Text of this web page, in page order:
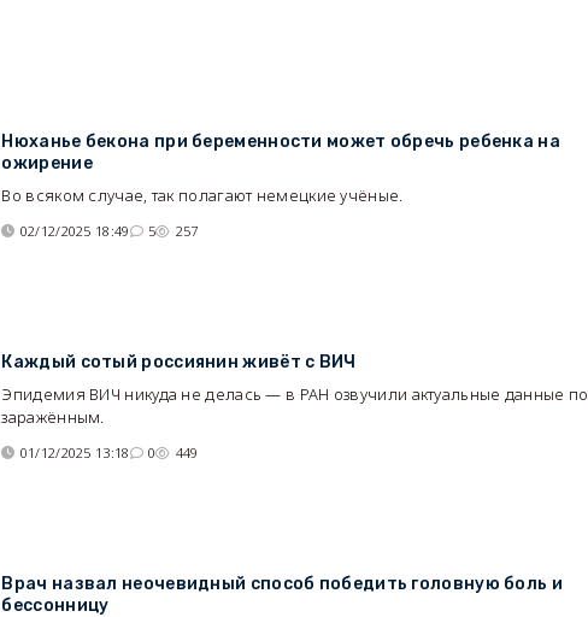
Нюханье бекона при беременности может обречь ребенка на
ожирение
Во всяком случае, так полагают немецкие учёные.
02/12/2025 18:49 5 257
Каждый сотый россиянин живёт с ВИЧ
Эпидемия ВИЧ никуда не делась — в РАН озвучили актуальные данные по
заражённым.
01/12/2025 13:18 0 449
Врач назвал неочевидный способ победить головную боль и
бессонницу